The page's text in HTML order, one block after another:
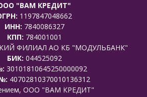
"ВАМ КРЕДИТ"
1197847048662
ИНН: 7840086327
КПП: 784001001
ФИЛИАЛ АО КБ "МОДУЛЬБАНК"
БИК: 044525092
30101810645250000092
40702810370010136312
ООО "ВАМ КРЕДИТ"